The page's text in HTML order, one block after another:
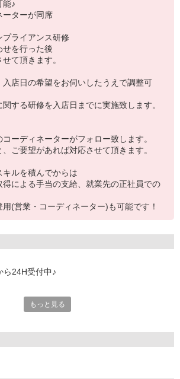
能♪
ターが同席
ライアンス研修
せを行った後
て頂きます。
店日の希望をお伺いしたうえで調整可
する研修を入店日までに実施致します。
ーディネーターがフォロー致します。
ご要望があれば対応させて頂きます。
ルを積んでからは
による手当の支給、就業先の正社員での
(営業・コーディネーター)も可能です！
ら24H受付中♪
安に、メールorお電話でご連絡します。
もっと見る